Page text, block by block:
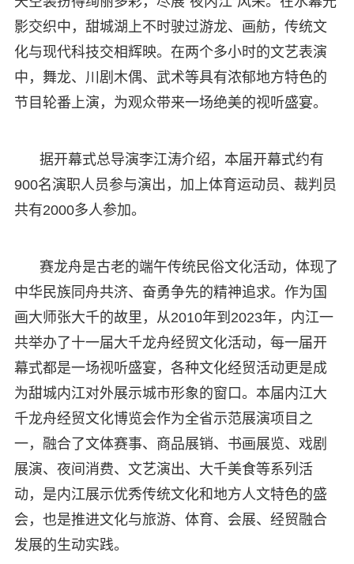
影交织中，甜城湖上不时驶过游龙、画舫，传统文
化与现代科技交相辉映。在两个多小时的文艺表演
中，舞龙、川剧木偶、武术等具有浓郁地方特色的
节目轮番上演，为观众带来一场绝美的视听盛宴。
据开幕式总导演李江涛介绍，本届开幕式约有
900名演职人员参与演出，加上体育运动员、裁判员
共有2000多人参加。
赛龙舟是古老的端午传统民俗文化活动，体现了
中华民族同舟共济、奋勇争先的精神追求。作为国
画大师张大千的故里，从2010年到2023年，内江一
共举办了十一届大千龙舟经贸文化活动，每一届开
幕式都是一场视听盛宴，各种文化经贸活动更是成
为甜城内江对外展示城市形象的窗口。本届内江大
千龙舟经贸文化博览会作为全省示范展演项目之
一，融合了文体赛事、商品展销、书画展览、戏剧
展演、夜间消费、文艺演出、大千美食等系列活
动，是内江展示优秀传统文化和地方人文特色的盛
会，也是推进文化与旅游、体育、会展、经贸融合
发展的生动实践。